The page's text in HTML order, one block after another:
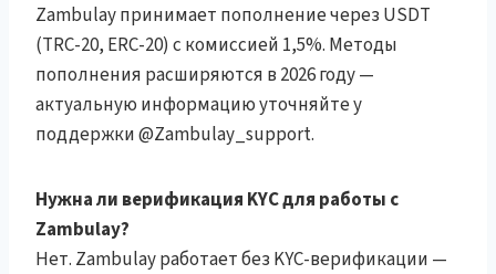
Zambulay принимает пополнение через USDT
(TRC-20, ERC-20) с комиссией 1,5%. Методы
пополнения расширяются в 2026 году —
актуальную информацию уточняйте у
поддержки @Zambulay_support.
Нужна ли верификация KYC для работы с
Zambulay?
Нет. Zambulay работает без KYC-верификации —